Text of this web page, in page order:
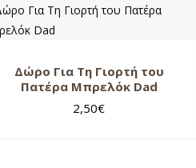
Δώρο Για Τη Γιορτή του
Πατέρα Μπρελόκ Dad
2,50€